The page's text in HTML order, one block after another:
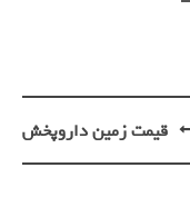
قیمت زمین داروپخش